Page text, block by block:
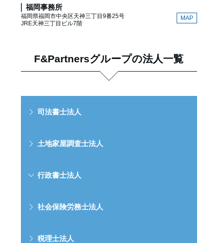
福岡事務所
福岡県福岡市中央区天神三丁目9番25号
JRE天神三丁目ビル7階
MAP
F&Partnersグループの法人一覧
司法書士法人
土地家屋調査士法人
行政書士法人
社会保険労務士法人
税理士法人